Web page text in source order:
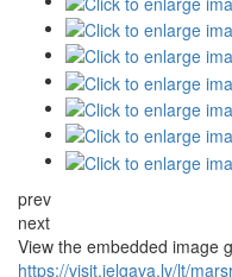
prev
next
View the embedded image
https://visit.jelgava.lv/lt/